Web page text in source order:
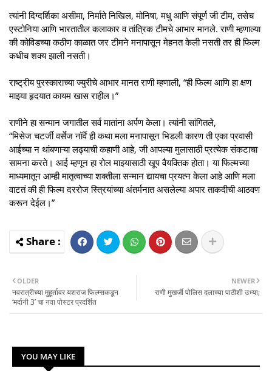
त्यांनी दिग्दर्शिका असीमा, निर्माते निखिल, मोनिषा, मधु आणि संपूर्ण जी टीम, तसेच
एस्टोनिया आणि भारतातील कलाकार व तांत्रिक टीमचे आभार मानले. राणी म्हणाल्या
की कोविडच्या कठीण काळात जर टीमने मनापासून मेहनत केली नसती तर ही फिल्म
कधीच शक्य झाली नसती।
राष्ट्रीय पुरस्काराच्या ज्युरीचे आभार मानत राणी म्हणाली, “ही फिल्म आणि हा क्षण
माझ्या हृदयात कायम खास राहील।”
राणीने हा सन्मान जगातील सर्व मातांना अर्पण केला। त्यांनी सांगितले,
“मिसेज चटर्जी वर्सेज नॉर्वे ही कथा मला मनापासून भिडली कारण ती एका प्रवासी
आईच्या न थांबणाऱ्या लढ्याची कहाणी आहे, जी आपल्या मुलासाठी प्रत्येक संकटाचा
सामना करते। आई म्हणून हा रोल माझ्यासाठी खूप वैयक्तिक होता। या फिल्मच्या
माध्यमातून आम्ही मातृत्वाच्या शक्तीला सन्मान द्यायचा प्रयत्न केला आहे आणि मला
वाटतं की ही फिल्म दररोज स्त्रियांच्या अंतर्मनात असलेल्या अपार ताकदीची आठवण
करून देईल।”
NEWER
राणी मुखर्जी पोलिस दलाच्या पाठीशी उभ्या;
OLDER
नवरात्रीच्या मुहूर्तावर यशराज फिल्म्सकडून
‘मर्दानी 3’ चा नवा पोस्टर प्रदर्शित
YOU MAY LIKE